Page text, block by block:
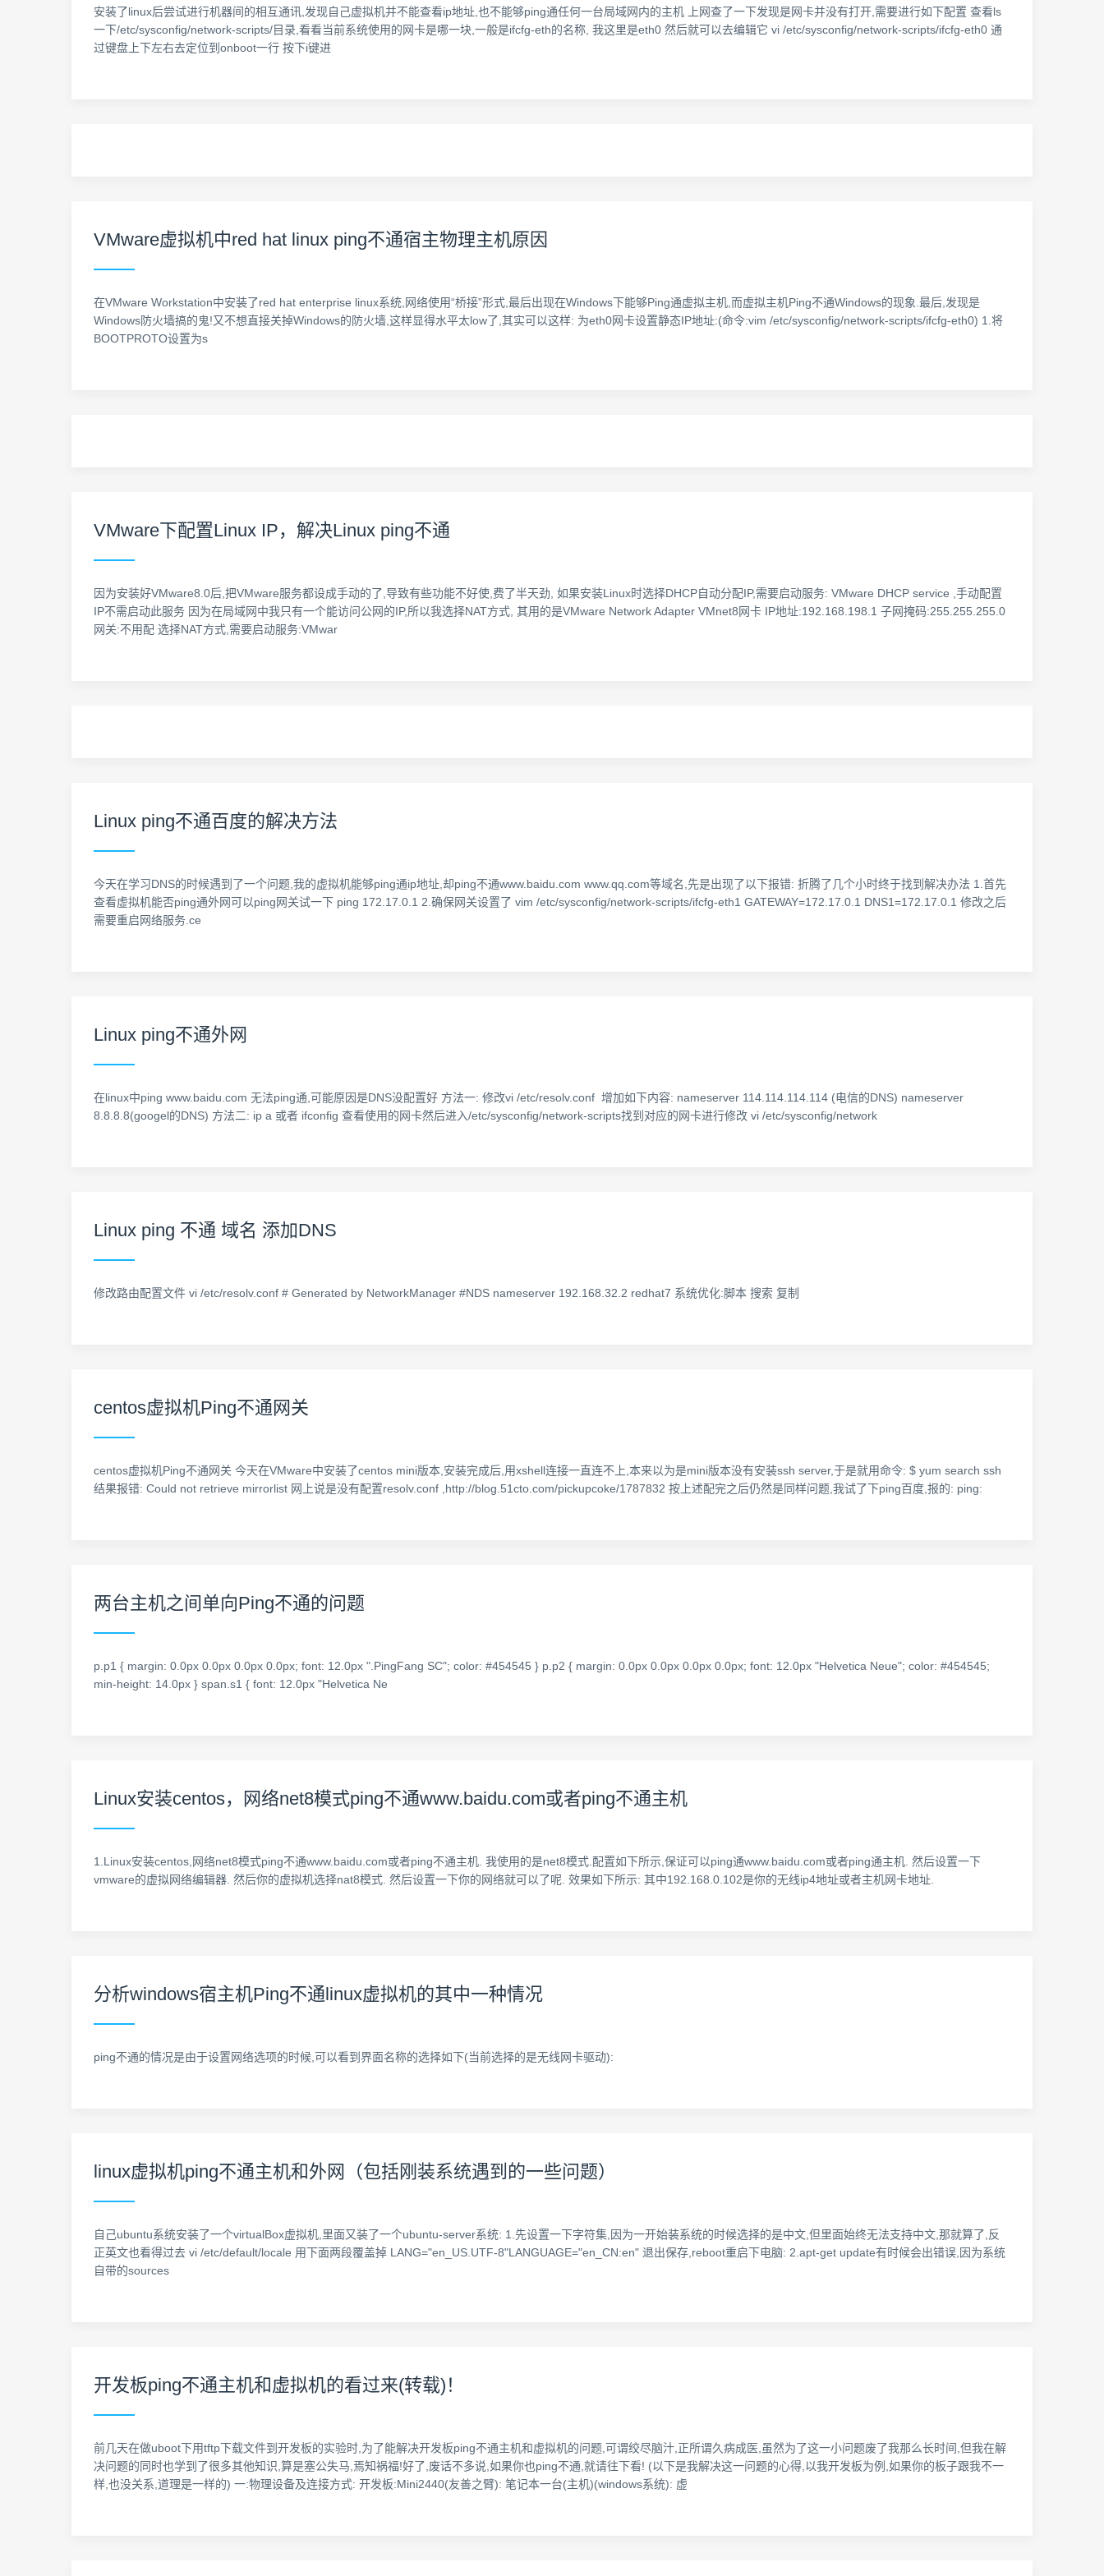
安装了linux后尝试进行机器间的相互通讯,发现自己虚拟机并不能查看ip地址,也不能够ping通任何一台局域网内的主机 上网查了一下发现是网卡并没有打开,需要进行如下配置 查看ls
一下/etc/sysconfig/network-scripts/目录,看看当前系统使用的网卡是哪一块,一般是ifcfg-eth的名称, 我这里是eth0 然后就可以去编辑它 vi /etc/sysconfig/network-scripts/ifcfg-eth0 通
过键盘上下左右去定位到onboot一行 按下i键进
VMware虚拟机中red hat linux ping不通宿主物理主机原因
在VMware Workstation中安装了red hat enterprise linux系统,网络使用“桥接”形式,最后出现在Windows下能够Ping通虚拟主机,而虚拟主机Ping不通Windows的现象.最后,发现是
Windows防火墙搞的鬼!又不想直接关掉Windows的防火墙,这样显得水平太low了,其实可以这样: 为eth0网卡设置静态IP地址:(命令:vim /etc/sysconfig/network-scripts/ifcfg-eth0) 1.将
BOOTPROTO设置为s
VMware下配置Linux IP，解决Linux ping不通
因为安装好VMware8.0后,把VMware服务都设成手动的了,导致有些功能不好使,费了半天劲, 如果安装Linux时选择DHCP自动分配IP,需要启动服务: VMware DHCP service ,手动配置
IP不需启动此服务 因为在局域网中我只有一个能访问公网的IP,所以我选择NAT方式, 其用的是VMware Network Adapter VMnet8网卡 IP地址:192.168.198.1 子网掩码:255.255.255.0
网关:不用配 选择NAT方式,需要启动服务:VMwar
Linux ping不通百度的解决方法
今天在学习DNS的时候遇到了一个问题,我的虚拟机能够ping通ip地址,却ping不通www.baidu.com www.qq.com等域名,先是出现了以下报错: 折腾了几个小时终于找到解决办法 1.首先
查看虚拟机能否ping通外网可以ping网关试一下 ping 172.17.0.1 2.确保网关设置了 vim /etc/sysconfig/network-scripts/ifcfg-eth1 GATEWAY=172.17.0.1 DNS1=172.17.0.1 修改之后
需要重启网络服务.ce
Linux ping不通外网
在linux中ping www.baidu.com 无法ping通,可能原因是DNS没配置好 方法一: 修改vi /etc/resolv.conf 增加如下内容: nameserver 114.114.114.114 (电信的DNS) nameserver
8.8.8.8(googel的DNS) 方法二: ip a 或者 ifconfig 查看使用的网卡然后进入/etc/sysconfig/network-scripts找到对应的网卡进行修改 vi /etc/sysconfig/network
Linux ping 不通 域名 添加DNS
修改路由配置文件 vi /etc/resolv.conf # Generated by NetworkManager #NDS nameserver 192.168.32.2 redhat7 系统优化:脚本 搜索 复制
centos虚拟机Ping不通网关
centos虚拟机Ping不通网关 今天在VMware中安装了centos mini版本,安装完成后,用xshell连接一直连不上,本来以为是mini版本没有安装ssh server,于是就用命令: $ yum search ssh
结果报错: Could not retrieve mirrorlist 网上说是没有配置resolv.conf ,http://blog.51cto.com/pickupcoke/1787832 按上述配完之后仍然是同样问题,我试了下ping百度,报的: ping:
两台主机之间单向Ping不通的问题
p.p1 { margin: 0.0px 0.0px 0.0px 0.0px; font: 12.0px ".PingFang SC"; color: #454545 } p.p2 { margin: 0.0px 0.0px 0.0px 0.0px; font: 12.0px "Helvetica Neue"; color: #454545;
min-height: 14.0px } span.s1 { font: 12.0px "Helvetica Ne
Linux安装centos，网络net8模式ping不通www.baidu.com或者ping不通主机
1.Linux安装centos,网络net8模式ping不通www.baidu.com或者ping不通主机. 我使用的是net8模式.配置如下所示,保证可以ping通www.baidu.com或者ping通主机. 然后设置一下
vmware的虚拟网络编辑器. 然后你的虚拟机选择nat8模式. 然后设置一下你的网络就可以了呢. 效果如下所示: 其中192.168.0.102是你的无线ip4地址或者主机网卡地址.
分析windows宿主机Ping不通linux虚拟机的其中一种情况
ping不通的情况是由于设置网络选项的时候,可以看到界面名称的选择如下(当前选择的是无线网卡驱动):
linux虚拟机ping不通主机和外网（包括刚装系统遇到的一些问题）
自己ubuntu系统安装了一个virtualBox虚拟机,里面又装了一个ubuntu-server系统: 1.先设置一下字符集,因为一开始装系统的时候选择的是中文,但里面始终无法支持中文,那就算了,反
正英文也看得过去 vi /etc/default/locale 用下面两段覆盖掉 LANG="en_US.UTF-8"LANGUAGE="en_CN:en" 退出保存,reboot重启下电脑: 2.apt-get update有时候会出错误,因为系统
自带的sources
开发板ping不通主机和虚拟机的看过来(转载)！
前几天在做uboot下用tftp下载文件到开发板的实验时,为了能解决开发板ping不通主机和虚拟机的问题,可谓绞尽脑汁,正所谓久病成医,虽然为了这一小问题废了我那么长时间,但我在解
决问题的同时也学到了很多其他知识,算是塞公失马,焉知祸福!好了,废话不多说,如果你也ping不通,就请往下看! (以下是我解决这一问题的心得,以我开发板为例,如果你的板子跟我不一
样,也没关系,道理是一样的) 一:物理设备及连接方式: 开发板:Mini2440(友善之臂): 笔记本一台(主机)(windows系统): 虚